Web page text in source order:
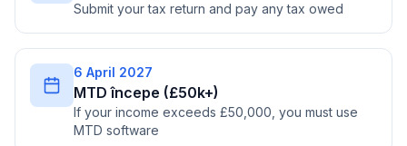
Submit your tax return and pay any tax owed
6 April 2027
MTD începe (£50k+)
If your income exceeds £50,000, you must use
MTD software